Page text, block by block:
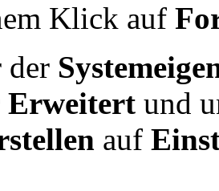
Klick auf
der
Erweitert und
auf